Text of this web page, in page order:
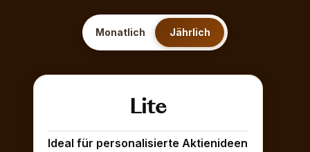
Monatlich Jährlich
Lite
Ideal für personalisierte Aktienideen